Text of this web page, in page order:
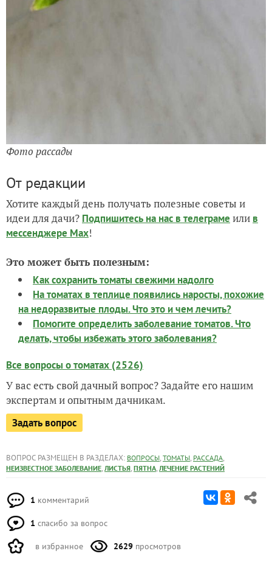
Фото рассады
От редакции
Хотите каждый день получать полезные советы и
идеи для дачи? Подпишитесь на нас в телеграме или в
мессенджере Max!
Это может быть полезным:
Как сохранить томаты свежими надолго
На томатах в теплице появились наросты, похожие
на недоразвитые плоды. Что это и чем лечить?
Помогите определить заболевание томатов. Что
делать, чтобы избежать этого заболевания?
Все вопросы о томатах (2526)
У вас есть свой дачный вопрос? Задайте его нашим
экспертам и опытным дачникам.
Задать вопрос
ВОПРОС РАЗМЕЩЕН В РАЗДЕЛАХ: ВОПРОСЫ, ТОМАТЫ, РАССАДА,
НЕИЗВЕСТНОЕ ЗАБОЛЕВАНИЕ, ЛИСТЬЯ, ПЯТНА, ЛЕЧЕНИЕ РАСТЕНИЙ
1 комментарий
1 спасибо за вопрос
в избранное 2629 просмотров